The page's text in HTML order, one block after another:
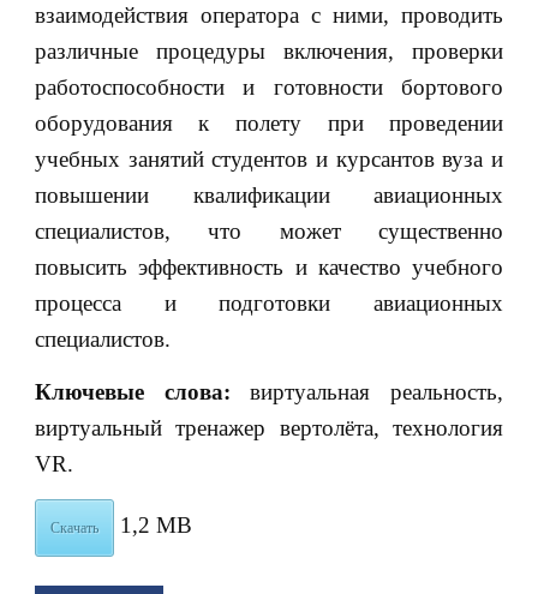
взаимодействия оператора с ними, проводить
различные процедуры включения, проверки
работоспособности и готовности бортового
оборудования к полету при проведении
учебных занятий студентов и курсантов вуза и
повышении квалификации авиационных
специалистов, что может существенно
повысить эффективность и качество учебного
процесса и подготовки авиационных
специалистов.
Ключевые слова: виртуальная реальность,
виртуальный тренажер вертолёта, технология
VR.
Скачать 1,2 MB